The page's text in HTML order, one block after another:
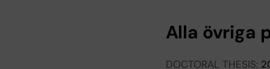
Alla övriga
DOCTORAL THESIS: